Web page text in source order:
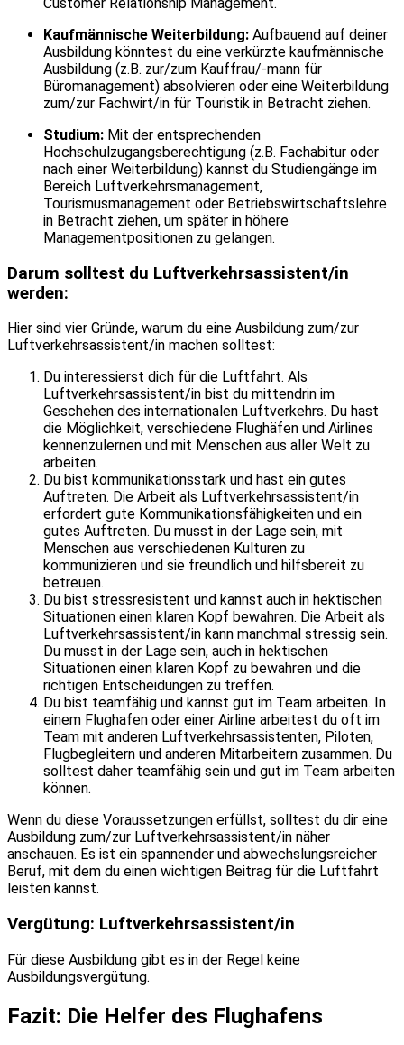
Kaufmännische Weiterbildung: Aufbauend auf deiner
Ausbildung könntest du eine verkürzte kaufmännische
Ausbildung (z.B. zur/zum Kauffrau/-mann für
Büromanagement) absolvieren oder eine Weiterbildung
zum/zur Fachwirt/in für Touristik in Betracht ziehen.
Studium: Mit der entsprechenden
Hochschulzugangsberechtigung (z.B. Fachabitur oder
nach einer Weiterbildung) kannst du Studiengänge im
Bereich Luftverkehrsmanagement,
Tourismusmanagement oder Betriebswirtschaftslehre
in Betracht ziehen, um später in höhere
Managementpositionen zu gelangen.
Darum solltest du Luftverkehrsassistent/in
werden:
Hier sind vier Gründe, warum du eine Ausbildung zum/zur
Luftverkehrsassistent/in machen solltest:
Du interessierst dich für die Luftfahrt. Als
Luftverkehrsassistent/in bist du mittendrin im
Geschehen des internationalen Luftverkehrs. Du hast
die Möglichkeit, verschiedene Flughäfen und Airlines
kennenzulernen und mit Menschen aus aller Welt zu
arbeiten.
Du bist kommunikationsstark und hast ein gutes
Auftreten. Die Arbeit als Luftverkehrsassistent/in
erfordert gute Kommunikationsfähigkeiten und ein
gutes Auftreten. Du musst in der Lage sein, mit
Menschen aus verschiedenen Kulturen zu
kommunizieren und sie freundlich und hilfsbereit zu
betreuen.
Du bist stressresistent und kannst auch in hektischen
Situationen einen klaren Kopf bewahren. Die Arbeit als
Luftverkehrsassistent/in kann manchmal stressig sein.
Du musst in der Lage sein, auch in hektischen
Situationen einen klaren Kopf zu bewahren und die
richtigen Entscheidungen zu treffen.
Du bist teamfähig und kannst gut im Team arbeiten. In
einem Flughafen oder einer Airline arbeitest du oft im
Team mit anderen Luftverkehrsassistenten, Piloten,
Flugbegleitern und anderen Mitarbeitern zusammen. Du
solltest daher teamfähig sein und gut im Team arbeiten
können.
Wenn du diese Voraussetzungen erfüllst, solltest du dir eine
Ausbildung zum/zur Luftverkehrsassistent/in näher
anschauen. Es ist ein spannender und abwechslungsreicher
Beruf, mit dem du einen wichtigen Beitrag für die Luftfahrt
leisten kannst.
Vergütung: Luftverkehrsassistent/in
Für diese Ausbildung gibt es in der Regel keine
Ausbildungsvergütung.
Fazit: Die Helfer des Flughafens